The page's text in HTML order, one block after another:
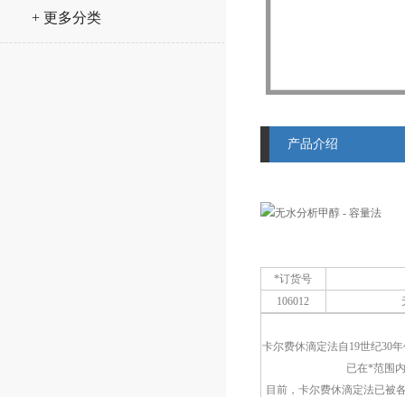
+ 更多分类
产品介绍
*订货号
106012
卡尔费休滴定法自19世纪30
已在*范围
目前，卡尔费休滴定法已被